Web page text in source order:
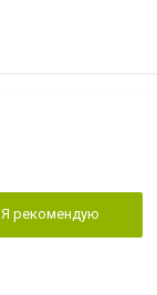
Я рекомендую